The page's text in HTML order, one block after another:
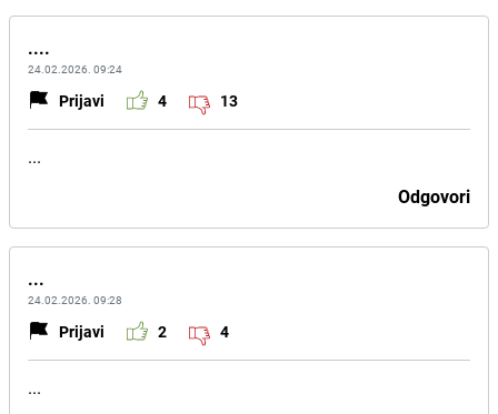
....
24.02.2026. 09:24
Prijavi 4 13
...
Odgovori
...
24.02.2026. 09:28
Prijavi 2 4
...